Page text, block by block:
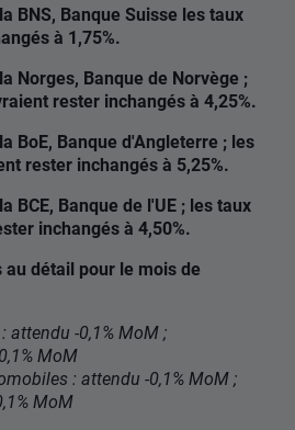
BNS, Banque Suisse les taux
à 1,75%.
Norges, Banque de Norvège ;
rester inchangés à 4,25%.
BoE, Banque d'Angleterre ; les
rester inchangés à 5,25%.
BCE, Banque de l'UE ; les taux
inchangés à 4,50%.
au détail pour le mois de
attendu -0,1% MoM ;
MoM
: attendu -0,1% MoM ;
MoM